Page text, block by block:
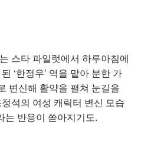
스타 파일럿에서 하루아침에
‘한정우’ 역을 맡아 분한 가
변신해 활약을 펼쳐 눈길을
석의 여성 캐릭터 변신 모습
는 반응이 쏟아지기도.